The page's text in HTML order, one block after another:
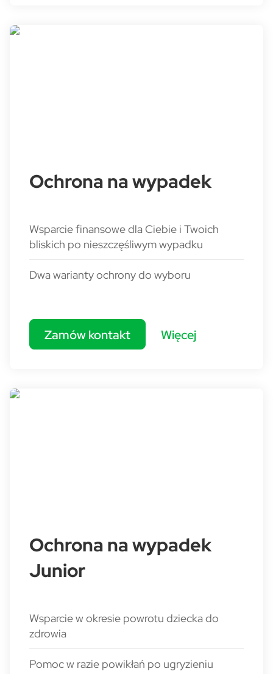
Ochrona na wypadek
Wsparcie finansowe dla Ciebie i Twoich
bliskich po nieszczęśliwym wypadku
Dwa warianty ochrony do wyboru
Zamów kontakt Więcej
Ochrona na wypadek
Junior
Wsparcie w okresie powrotu dziecka do
zdrowia
Pomoc w razie powikłań po ugryzieniu